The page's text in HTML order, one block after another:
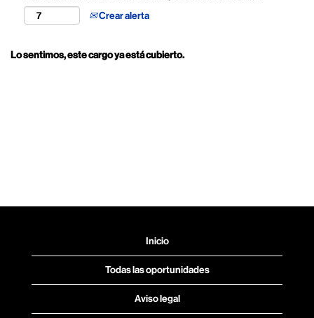
Crear alerta
Lo sentimos, este cargo ya está cubierto.
Inicio
Todas las oportunidades
Aviso legal